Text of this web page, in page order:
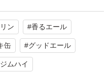
ださい）
ン #香るエール
缶 #グッドエール
ジムハイ